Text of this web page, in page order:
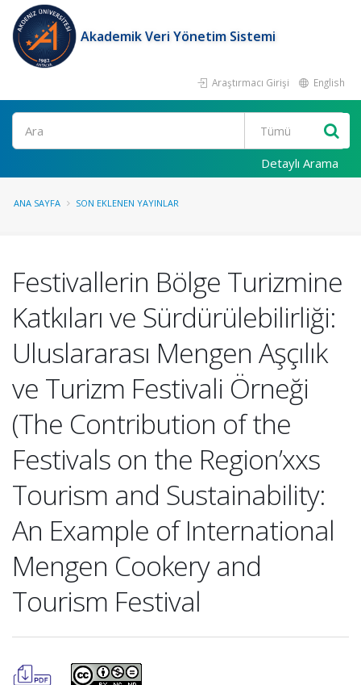
Akademik Veri Yönetim Sistemi
Araştırmacı Girişi English
Ara
Detaylı Arama
ANA SAYFA SON EKLENEN YAYINLAR
Festivallerin Bölge Turizmine
Katkıları ve Sürdürülebilirliği:
Uluslararası Mengen Aşçılık
ve Turizm Festivali Örneği
(The Contribution of the
Festivals on the Region’xxs
Tourism and Sustainability:
An Example of International
Mengen Cookery and
Tourism Festival